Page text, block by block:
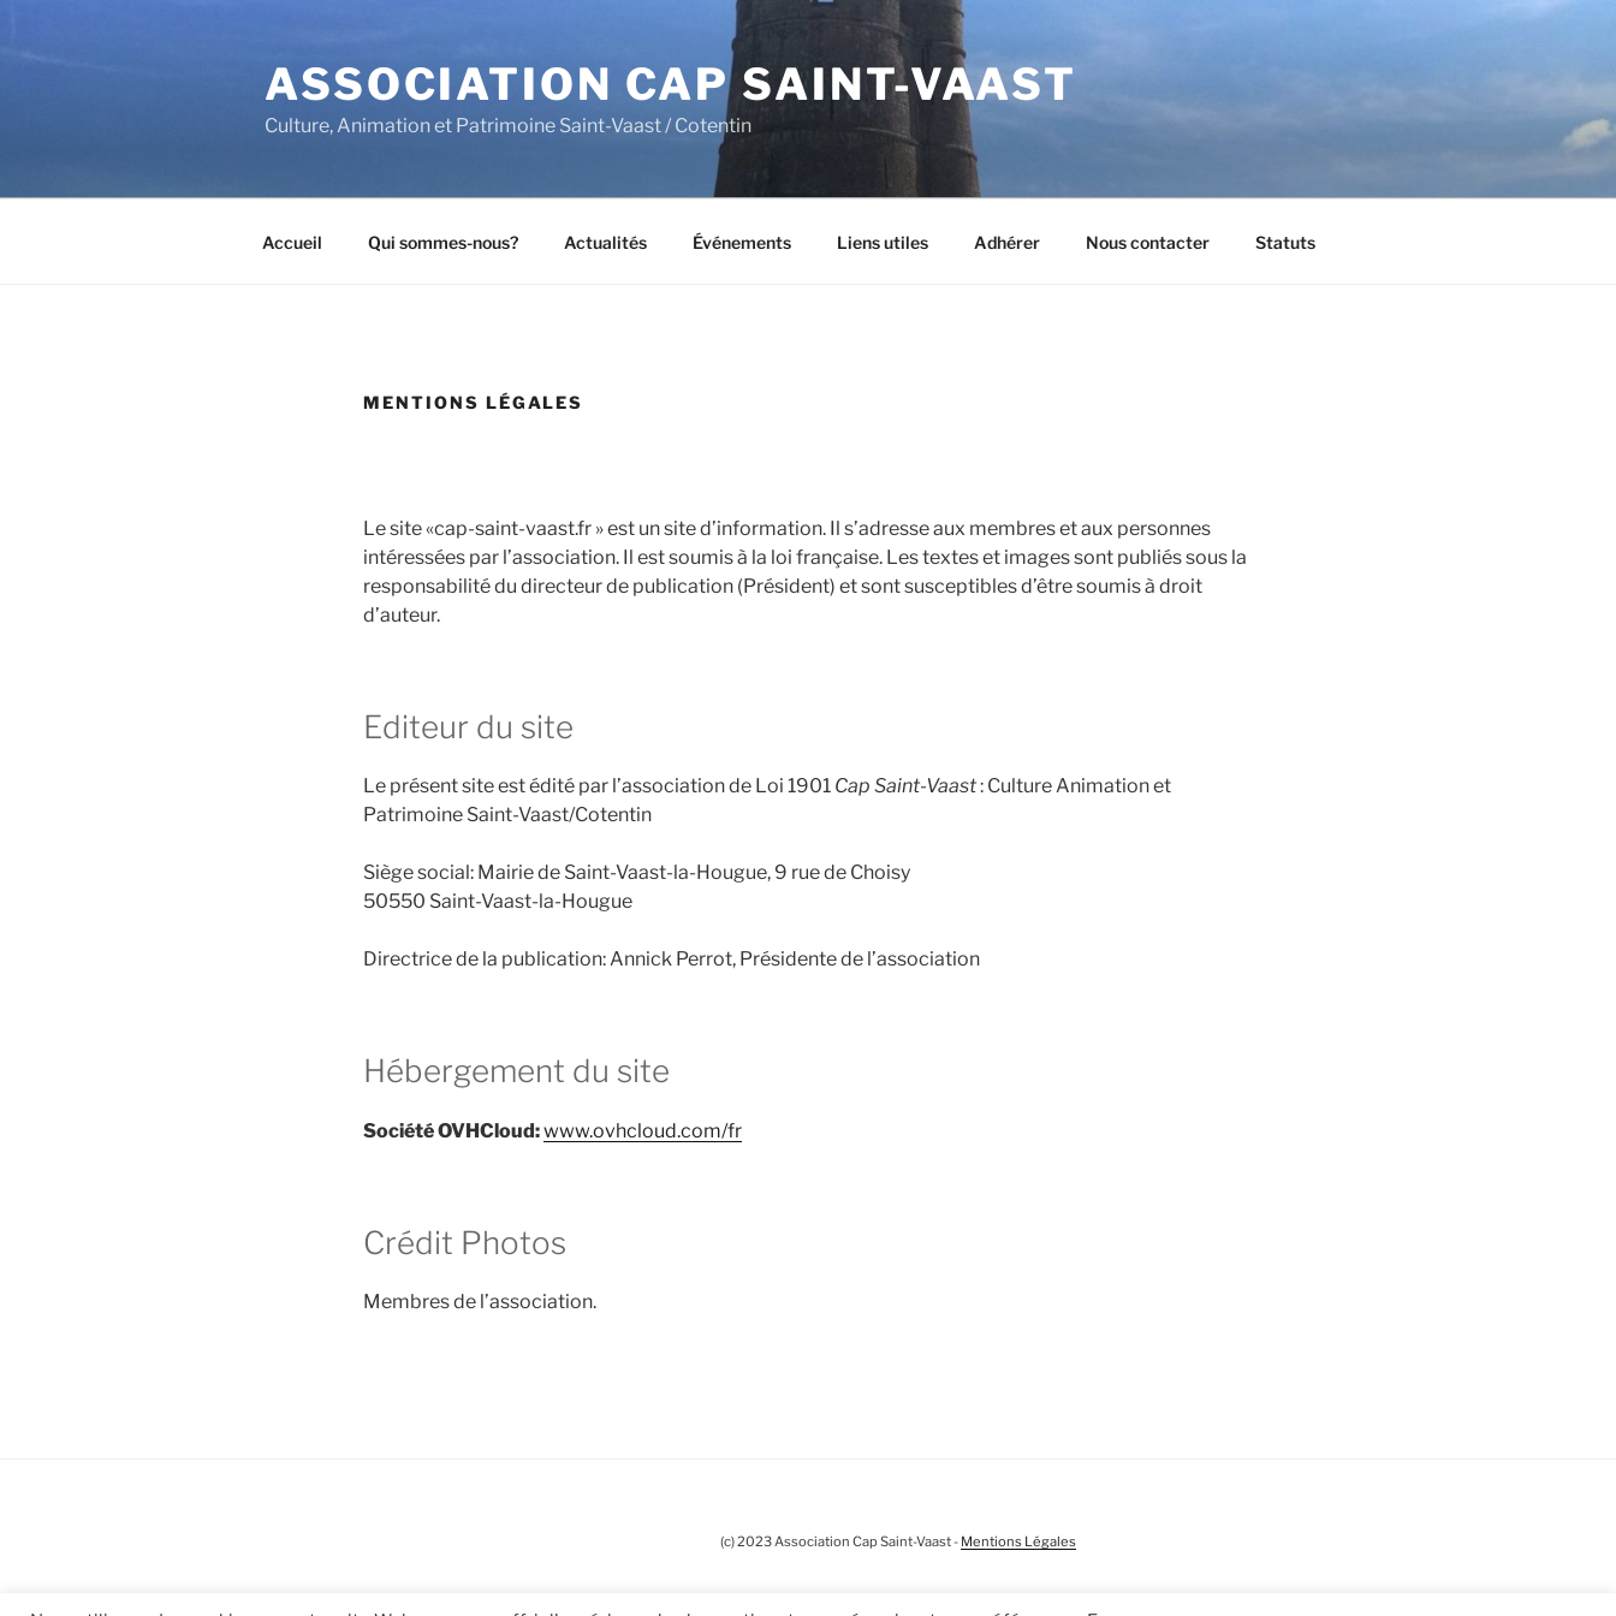
ASSOCIATION CAP SAINT-VAAST
Culture, Animation et Patrimoine Saint-Vaast / Cotentin
Accueil Qui sommes-nous? Actualités Événements Liens utiles Adhérer Nous contacter Statuts
MENTIONS LÉGALES
Le site «cap-saint-vaast.fr » est un site d’information. Il s’adresse aux membres et aux personnes
intéressées par l’association. Il est soumis à la loi française. Les textes et images sont publiés sous la
responsabilité du directeur de publication (Président) et sont susceptibles d’être soumis à droit
d’auteur.
Editeur du site
Le présent site est édité par l’association de Loi 1901 Cap Saint-Vaast: Culture Animation et
Patrimoine Saint-Vaast/Cotentin
Siège social: Mairie de Saint-Vaast-la-Hougue, 9 rue de Choisy
50550 Saint-Vaast-la-Hougue
Directrice de la publication: Annick Perrot, Présidente de l’association
Hébergement du site
Société OVHCloud:www.ovhcloud.com/fr
Crédit Photos
Membres de l’association.
(c) 2023 Association Cap Saint-Vaast - Mentions Légales